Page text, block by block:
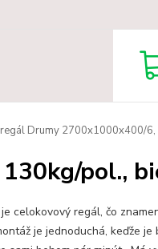
Drumy 2700x1000x400/
pol.,
celokovový regál, čo
je jednoduchá, keďže